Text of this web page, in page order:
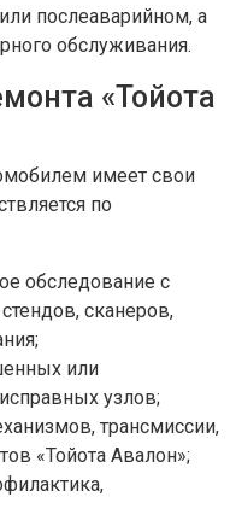
послеаварийном, а
обслуживания.
«Тойота
имеет свои
по
обследование с
сканеров,
или
узлов;
трансмиссии,
«Тойота Авалон»;